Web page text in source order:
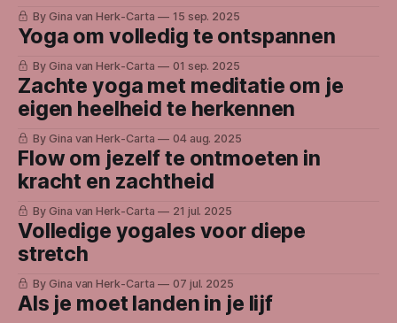
By Gina van Herk-Carta 15 sep. 2025
Yoga om volledig te ontspannen
By Gina van Herk-Carta 01 sep. 2025
Zachte yoga met meditatie om je
eigen heelheid te herkennen
By Gina van Herk-Carta 04 aug. 2025
Flow om jezelf te ontmoeten in
kracht en zachtheid
By Gina van Herk-Carta 21 jul. 2025
Volledige yogales voor diepe
stretch
By Gina van Herk-Carta 07 jul. 2025
Als je moet landen in je lijf